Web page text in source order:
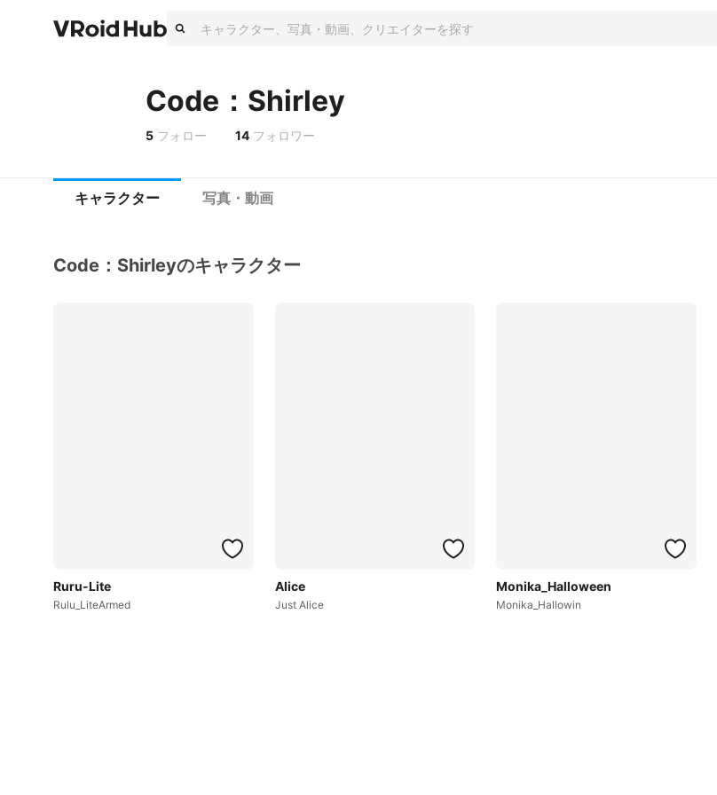
Code：Shirley
5 フォロー 14 フォロワー
キャラクター 写真・動画
Code：Shirleyのキャラクター
Ruru-Lite
Rulu_LiteArmed
Alice
Just Alice
Monika_Halloween
Monika_Hallowin